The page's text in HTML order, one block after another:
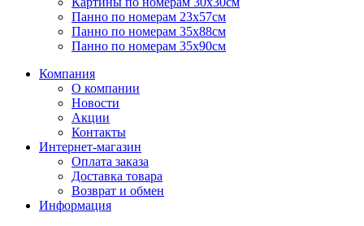
Панно по номерам 23х57см
Панно по номерам 35х88см
Панно по номерам 35х90см
Компания
О компании
Новости
Акции
Контакты
Интернет-магазин
Оплата заказа
Доставка товара
Возврат и обмен
Информация